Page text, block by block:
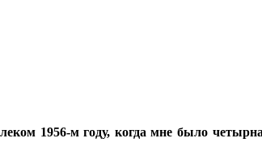
1956‑м году, когда мне было